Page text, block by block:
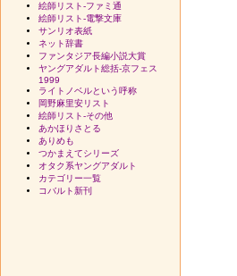
絵師リスト-ファミ通
絵師リスト-電撃文庫
サンリオ表紙
ネット辞書
ファンタジア長編小説大賞
ヤングアダルト総括-京フェス
1999
ライトノベルという呼称
岡野麻里安リスト
絵師リスト-その他
あかほりさとる
ありめも
つかまえてシリーズ
オタク系ヤングアダルト
カテゴリー一覧
コバルト新刊